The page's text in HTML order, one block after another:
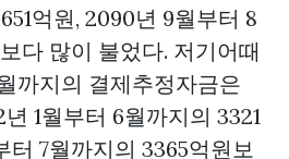
억원, 2090년 9월부터 8
다 많이 불었다. 저기어때
까지의 결제추정자금은
1월부터 6월까지의 3321
터 7월까지의 3365억원보